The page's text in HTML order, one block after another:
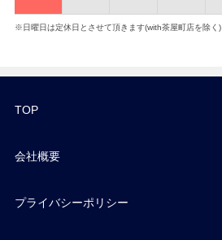
※日曜日は定休日とさせて頂きます(with茶屋町店を除く)
TOP
会社概要
プライバシーポリシー